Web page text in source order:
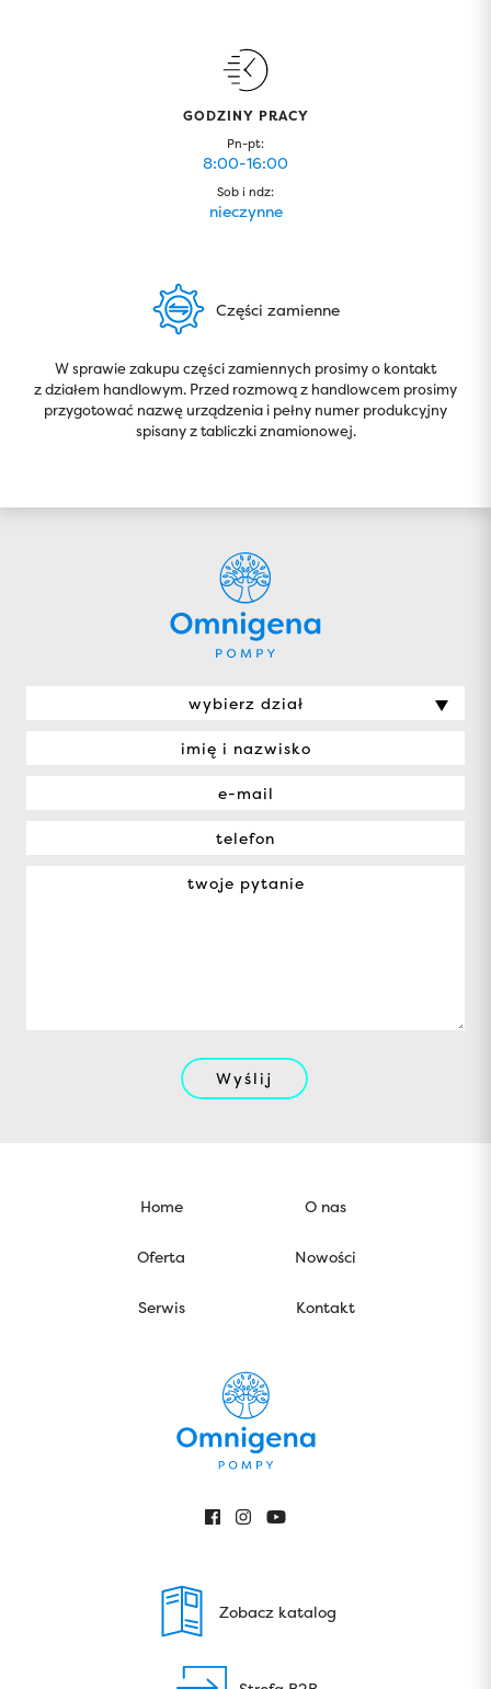
GODZINY PRACY
Pn-pt:
8:00-16:00
Sob i ndz:
nieczynne
Części zamienne
W sprawie zakupu części zamiennych prosimy o kontakt
z działem handlowym. Przed rozmową z handlowcem prosimy
przygotować nazwę urządzenia i pełny numer produkcyjny
spisany z tabliczki znamionowej.
wybierz dział
Wyślij
Home O nas
Oferta Nowości
Serwis Kontakt
Zobacz katalog